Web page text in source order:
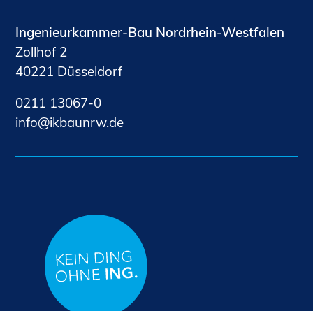
Ingenieurkammer-Bau Nordrhein-Westfalen
Zollhof 2
40221 Düsseldorf
0211 13067-0
nf
kb nrwd